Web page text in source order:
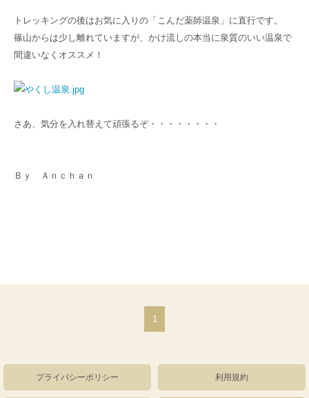
トレッキングの後はお気に入りの「こんだ薬師温泉」に直行です。
篠山からは少し離れていますが、かけ流しの本当に泉質のいい温泉で
間違いなくオススメ！
さあ、気分を入れ替えて頑張るぞ・・・・・・・・
Ｂｙ Ａｎｃｈａｎ
1
プライバシーポリシー 利用規約